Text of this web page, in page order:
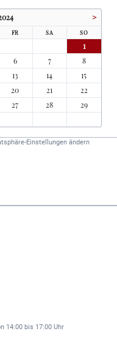
>
FR SA SO
1
6 7
8
13 14
15
20 21
22
27 28
29
Einstellungen ändern
14:00 bis 17:00 Uhr